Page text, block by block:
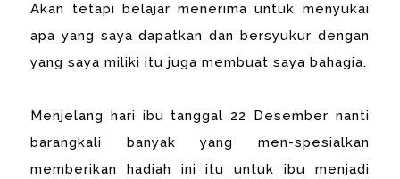
Akan tetapi belajar menerima untuk menyukai
apa yang saya dapatkan dan bersyukur dengan
yang saya miliki itu juga membuat saya bahagia.
Menjelang hari ibu tanggal 22 Desember nanti
barangkali banyak yang men-spesialkan
memberikan hadiah ini itu untuk ibu menjadi